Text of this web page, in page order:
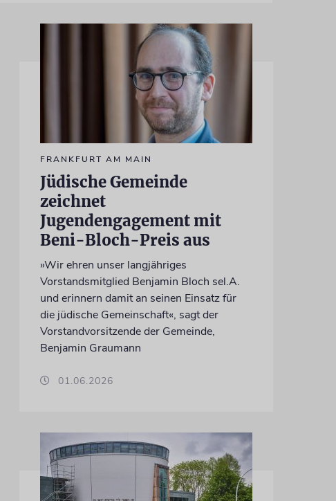
FRANKFURT AM MAIN
Jüdische Gemeinde
zeichnet
Jugendengagement mit
Beni-Bloch-Preis aus
»Wir ehren unser langjähriges
Vorstandsmitglied Benjamin Bloch sel.A.
und erinnern damit an seinen Einsatz für
die jüdische Gemeinschaft«, sagt der
Vorstandvorsitzende der Gemeinde,
Benjamin Graumann
01.06.2026